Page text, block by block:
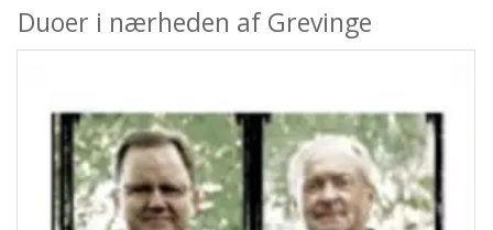
Duoer i nærheden af Grevinge